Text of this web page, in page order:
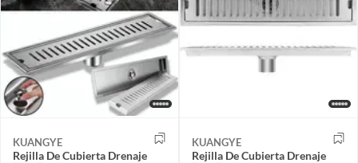
KUANGYE
Rejilla De Cubierta Drenaje
KUANGYE
Rejilla De Cubierta Drenaje